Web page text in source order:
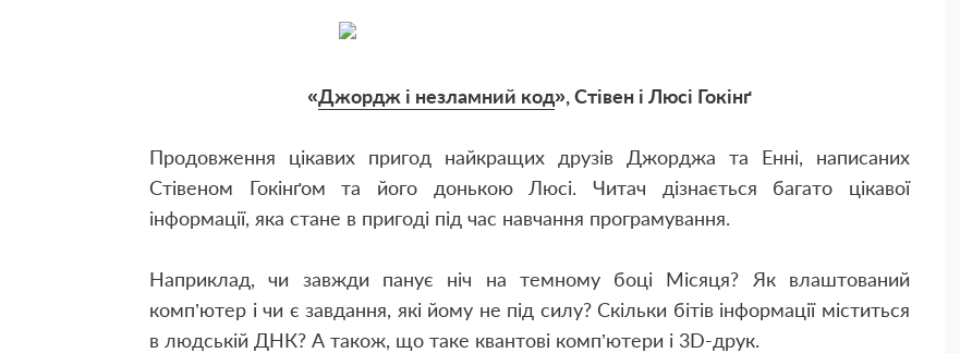
«Джордж і незламний код», Стівен і Люсі Гокінґ
Продовження цікавих пригод найкращих друзів Джорджа та Енні, написаних
Стівеном Гокінґом та його донькою Люсі. Читач дізнається багато цікавої
інформації, яка стане в пригоді під час навчання програмування.
Наприклад, чи завжди панує ніч на темному боці Місяця? Як влаштований
комп’ютер і чи є завдання, які йому не під силу? Скільки бітів інформації міститься
в людській ДНК? А також, що таке квантові комп’ютери і 3D-друк.